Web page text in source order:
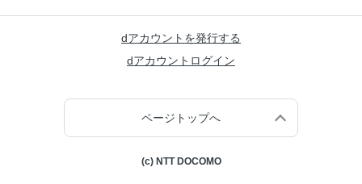
dアカウントを発行する
dアカウントログイン
ページトップへ
(c) NTT DOCOMO